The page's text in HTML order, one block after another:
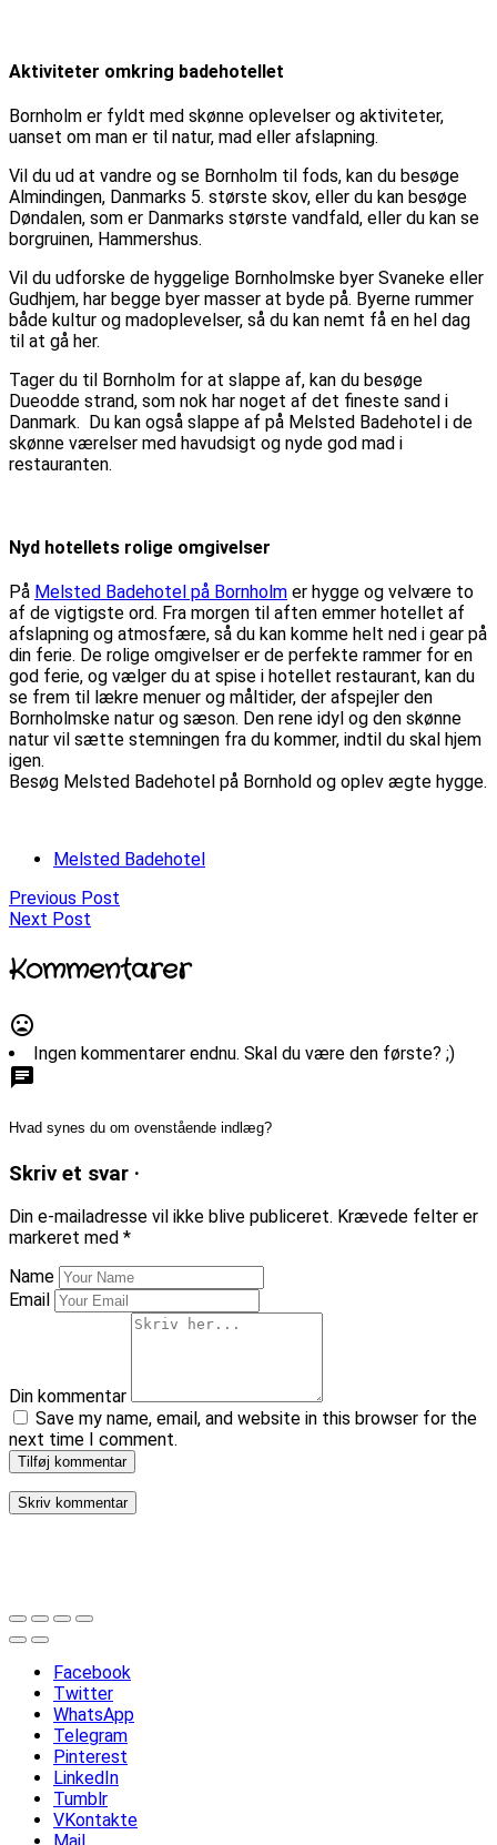
Aktiviteter omkring badehotellet
Bornholm er fyldt med skønne oplevelser og aktiviteter,
uanset om man er til natur, mad eller afslapning.
Vil du ud at vandre og se Bornholm til fods, kan du besøge
Almindingen, Danmarks 5. største skov, eller du kan besøge
Døndalen, som er Danmarks største vandfald, eller du kan se
borgruinen, Hammershus.
Vil du udforske de hyggelige Bornholmske byer Svaneke eller
Gudhjem, har begge byer masser at byde på. Byerne rummer
både kultur og madoplevelser, så du kan nemt få en hel dag
til at gå her.
Tager du til Bornholm for at slappe af, kan du besøge
Dueodde strand, som nok har noget af det fineste sand i
Danmark. Du kan også slappe af på Melsted Badehotel i de
skønne værelser med havudsigt og nyde god mad i
restauranten.
Nyd hotellets rolige omgivelser
På Melsted Badehotel på Bornholm er hygge og velvære to
af de vigtigste ord. Fra morgen til aften emmer hotellet af
afslapning og atmosfære, så du kan komme helt ned i gear på
din ferie. De rolige omgivelser er de perfekte rammer for en
god ferie, og vælger du at spise i hotellet restaurant, kan du
se frem til lækre menuer og måltider, der afspejler den
Bornholmske natur og sæson. Den rene idyl og den skønne
natur vil sætte stemningen fra du kommer, indtil du skal hjem
igen.
Besøg Melsted Badehotel på Bornhold og oplev ægte hygge.
Melsted Badehotel
Previous Post
Next Post
Kommentarer
mood_bad
Ingen kommentarer endnu. Skal du være den første? ;)
chat
Hvad synes du om ovenstående indlæg?
Skriv et svar ·
Din e-mailadresse vil ikke blive publiceret. Krævede felter er
markeret med *
Name
Email
Din kommentar
Save my name, email, and website in this browser for the
next time I comment.
Tilføj kommentar
Facebook
Twitter
WhatsApp
Telegram
Pinterest
LinkedIn
Tumblr
VKontakte